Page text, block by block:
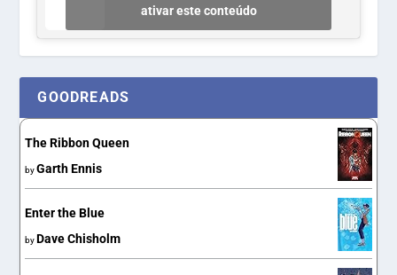
ativar este conteúdo
GOODREADS
The Ribbon Queen
byGarth Ennis
Enter the Blue
by Dave Chisholm